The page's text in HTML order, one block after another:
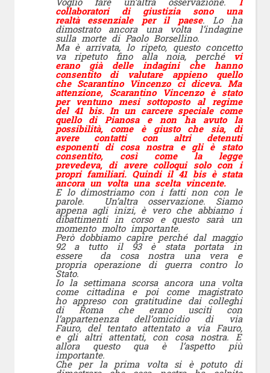
collaboratori di giustizia sono una
realtà essenziale per il paese. Lo ha
dimostrato ancora una volta l’indagine
sulla morte di Paolo Borsellino.
Ma è arrivata, lo ripeto, questo concetto
va ripetuto fino alla noia, perché vi
erano già delle indagini che hanno
consentito di valutare appieno quello
che Scarantino Vincenzo ci diceva. Ma
attenzione, Scarantino Vincenzo è stato
per ventuno mesi sottoposto al regime
del 41 bis. In un carcere speciale come
quello di Pianosa e non ha avuto la
possibilità, come è giusto che sia, di
avere contatti con altri detenuti
esponenti di cosa nostra e gli è stato
consentito, così come la legge
prevedeva, di avere colloqui solo con i
propri familiari. Quindi il 41 bis è stata
ancora un volta una scelta vincente.
E lo dimostriamo con i fatti non con le
parole. Un’altra osservazione. Siamo
appena agli inizi, è vero che abbiamo i
dibattimenti in corso e questo sarà un
momento molto importante.
Però dobbiamo capire perché dal maggio
92 a tutto il 93 è stata portata in
essere da cosa nostra una vera e
propria operazione di guerra contro lo
Stato.
Io la settimana scorsa ancora una volta
come cittadina e poi come magistrato
ho appreso con gratitudine dai colleghi
di Roma che erano usciti con
l’appartenenza dell’omicidio di via
Fauro, del tentato attentato a via Fauro,
e gli altri attentati, con cosa nostra. E
allora questo qua è l’aspetto più
importante.
Che per la prima volta si è potuto di